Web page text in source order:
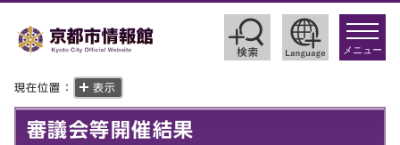
toggle
メニュー
現在位置： 表示
審議会等開催結果